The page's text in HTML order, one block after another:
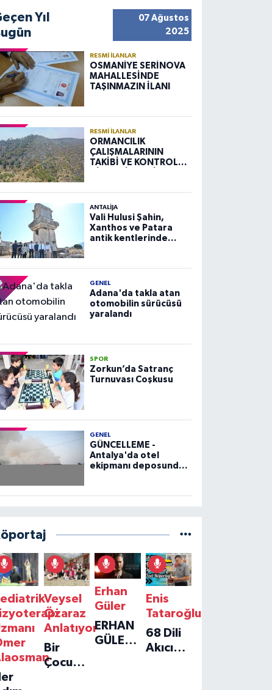
Yıl
07 Ağustos
2025
RESMI İLANLAR
OSMANİYE SERİNOVA
MAHALLESİNDE
TAŞINMAZIN İLANI
RESMI İLANLAR
ORMANCILIK
ÇALIŞMALARININ
TAKİBİ VE KONTROLÜ
ANTALIJA
Vali Hulusi Şahin,
Xanthos ve Patara
antik kentlerinde
GENEL
Adana'da takla atan
otomobilin sürücüsü
yaralandı
SPOR
Zorkun’da Satranç
Turnuvası Coşkusu
GENEL
GÜNCELLEME -
Antalya'da otel
ekipmanı deposunda
Veysel
Özaraz
Anlatıyor
Bir
Çocuğun
Erhan
Güler
ERHAN
GÜLER'IN
Enis
Tataroğlu
68 Dili
Akıcı